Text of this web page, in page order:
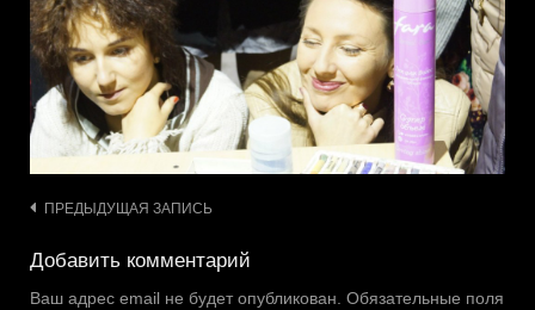
Навигация
по
записям
ПРЕДЫДУЩАЯ ЗАПИСЬ
Добавить комментарий
Ваш адрес email не будет опубликован. Обязательные поля